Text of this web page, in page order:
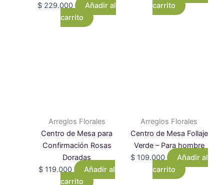
$ 229.000
Añadir al
carrito
carrito
Arreglos Florales
Centro de Mesa para
Confirmación Rosas
Doradas
$ 119.000
Añadir al
carrito
Arreglos Florales
Centro de Mesa Follaje
Verde – Para hombre
$109.000
Añadir al
carrito